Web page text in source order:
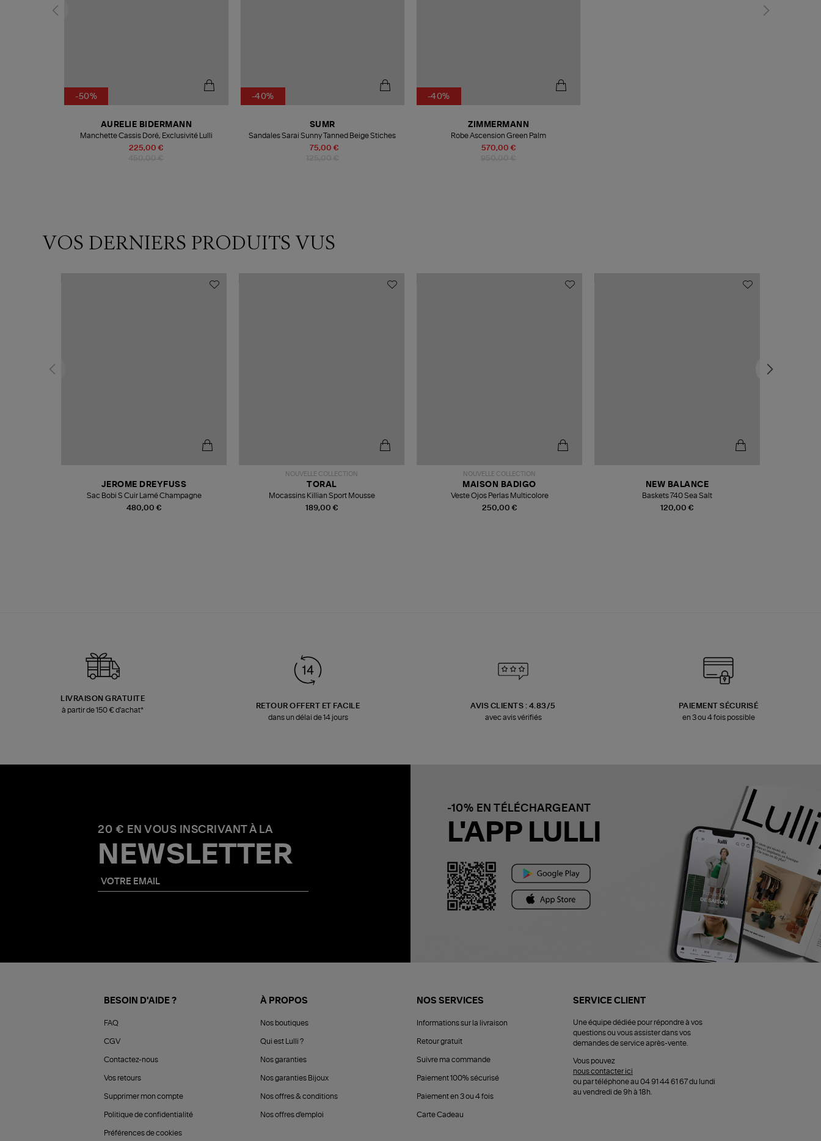
-50%
225,00 €
AURELIE BIDERMANN
Manchette Cassis Doré, Exclusivité Lulli
-40%
75,00 €
SUMR
Sandales Sarai Sunny Tanned Beige Stiches
-40%
570,00 €
ZIMMERMANN
Robe Ascension Green Palm
VOS DERNIERS PRODUITS VUS
480,00 €
JEROME DREYFUSS
Sac Bobi S Cuir Lamé Champagne
NOUVELLE COLLECTION
189,00 €
TORAL
Mocassins Killian Sport Mousse
NOUVELLE COLLECTION
250,00 €
MAISON BADIGO
Veste Ojos Perlas Multicolore
120,00 €
NEW BALANCE
Baskets 740 Sea Salt
LIVRAISON GRATUITE
à partir de 150 € d'achat*
RETOUR OFFERT ET FACILE
dans un délai de 14 jours
AVIS CLIENTS : 4.83/5
avec avis vérifiés
PAIEMENT SÉCURISÉ
en 3 ou 4 fois possible
20 € EN VOUS INSCRIVANT À LA
NEWSLETTER
-10% EN TÉLÉCHARGEANT
L'APP LULLI
BESOIN D'AIDE ?
FAQ
CGV
Contactez-nous
Vos retours
Supprimer mon compte
Politique de confidentialité
Préférences de cookies
À PROPOS
Nos boutiques
Qui est Lulli ?
Nos garanties
Nos garanties Bijoux
Nos offres & conditions
Nos offres d'emploi
NOS SERVICES
Informations sur la livraison
Retour gratuit
Suivre ma commande
Paiement 100% sécurisé
Paiement en 3 ou 4 fois
Carte Cadeau
SERVICE CLIENT
Une équipe dédiée pour répondre à vos
questions ou vous assister dans vos
demandes de service après-vente.
Vous pouvez
nous contacter ici
ou par téléphone au 04 91 44 61 67 du lundi
au vendredi de 9h à 18h.